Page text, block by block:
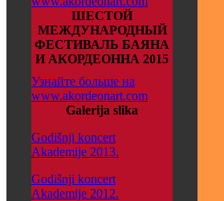
ШЕСТОЙ
МЕЖДУНАРОДНЫЙ
ФЕСТИВАЛЬ БАЯНА
И АКОРДЕОННА 2015
Узнайте больше на
www.akordeonart.com
Galerija slika
Godišnji koncert
Akademije 2013.
Godišnji koncert
Akademije 2012.